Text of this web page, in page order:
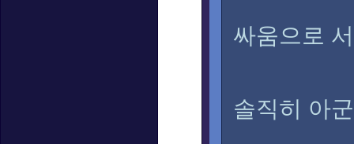
싸움으로
솔직히 아